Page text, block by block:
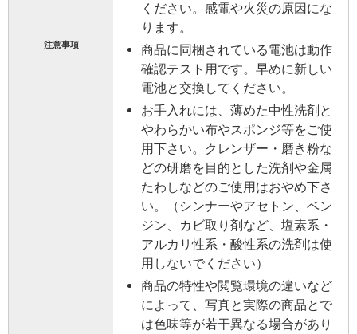
注意事項
ください。感電や火災の原因にな
ります。
商品に同梱されている電池は動作
確認テスト用です。早めに新しい
電池と交換してください。
お手入れには、薄めた中性洗剤と
やわらかい布やスポンジ等をご使
用下さい。クレンザー・磨き粉な
どの研磨を目的とした洗剤や金属
たわしなどのご使用はおやめ下さ
い。（シンナーやアセトン、ベン
ジン、カビ取り剤など、塩素系・
アルカリ性系・酸性系の洗剤は使
用しないでください）
商品の特性や閲覧環境の違いなど
によって、写真と実際の商品とで
は色味等が若干異なる場合があり